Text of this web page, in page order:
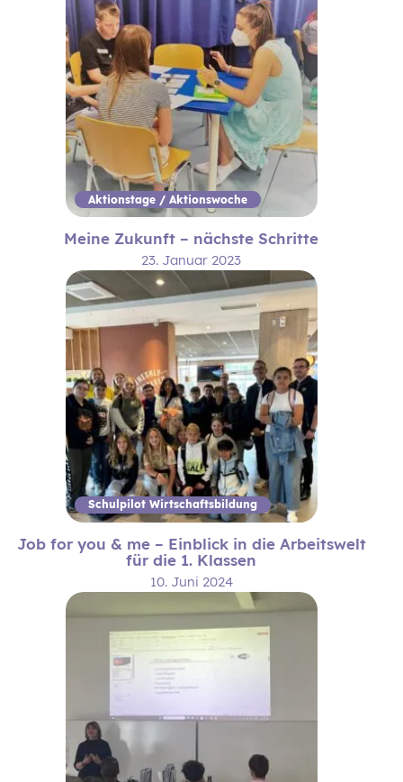
Aktionstage / Aktionswoche
Meine Zukunft – nächste Schritte
23. Januar 2023
Schulpilot Wirtschaftsbildung
Job for you & me – Einblick in die Arbeitswelt
für die 1. Klassen
10. Juni 2024